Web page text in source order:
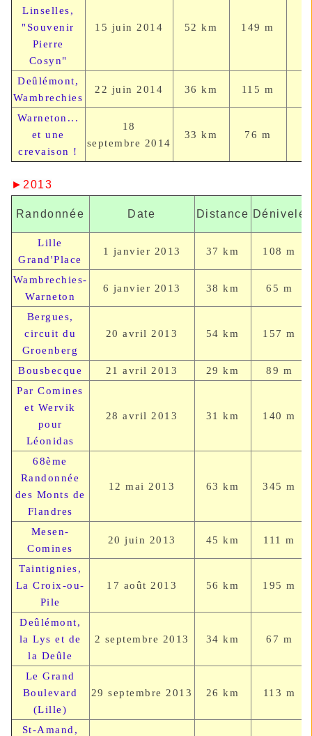
Linselles,
"Souvenir
Pierre
Cosyn"
15 juin 2014 52 km 149 m
Deûlémont,
Wambrechies
22 juin 2014 36 km 115 m
Warneton...
et une
crevaison !
18
septembre 2014
33 km 76 m
►2013
Randonnée Date Distance Dénivelé
Lille
Grand'Place
1 janvier 2013 37 km 108 m
Wambrechies-
Warneton
6 janvier 2013 38 km 65 m
Bergues,
circuit du
Groenberg
20 avril 2013 54 km 157 m
Bousbecque 21 avril 2013 29 km
89 m
Par Comines
et Wervik
pour
Léonidas
28 avril 2013 31 km 140 m
68ème
Randonnée
des Monts de
Flandres
12 mai 2013 63 km 345 m
Mesen-
Comines
20 juin 2013 45 km 111 m
Taintignies,
La Croix-ou-
Pile
17 août 2013 56 km 195 m
Deûlémont,
la Lys et de
la Deûle
2 septembre 2013 34 km 67 m
Le Grand
Boulevard
(Lille)
29 septembre 2013 26 km 113 m
St-Amand,